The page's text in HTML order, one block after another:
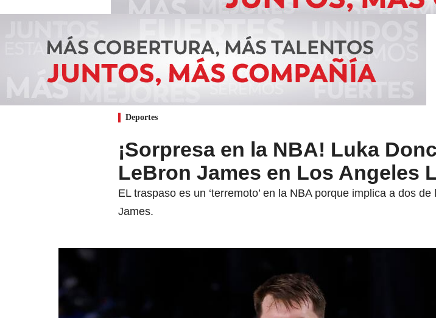
Deportes
¡Sorpresa en la NBA! Luka
LeBron James en Los Angeles
EL traspaso es un ‘terremoto’ en la NBA porque implica a dos
James.